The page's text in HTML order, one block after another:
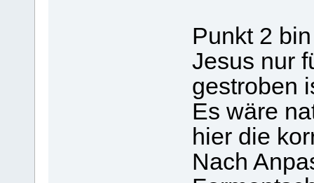
Punkt 2
Jesus nur
gestroben
Es wäre
hier die
Nach